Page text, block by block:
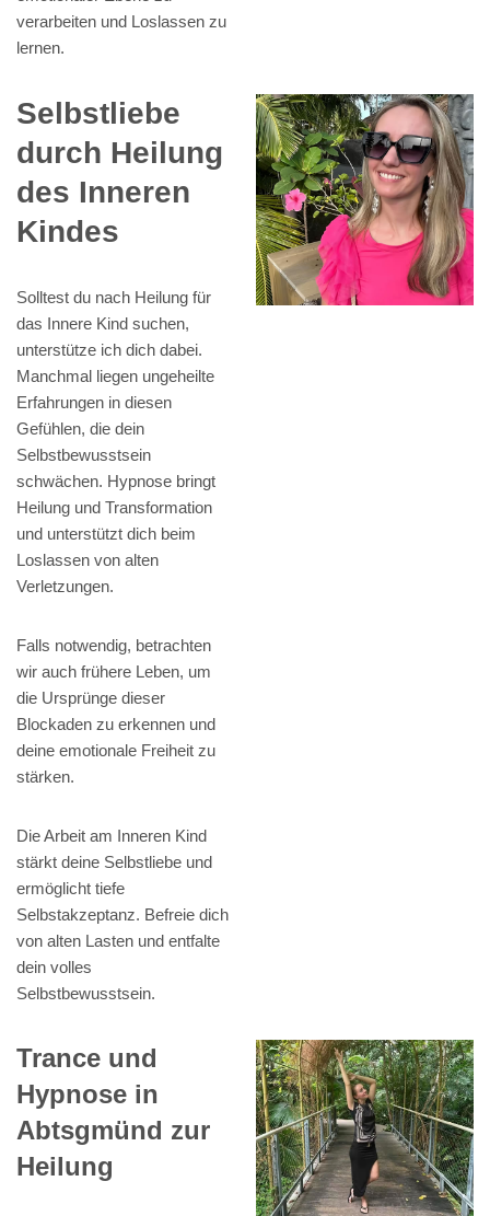
verarbeiten und Loslassen zu
lernen.
Selbstliebe
durch Heilung
des Inneren
Kindes
Solltest du nach Heilung für
das Innere Kind suchen,
unterstütze ich dich dabei.
Manchmal liegen ungeheilte
Erfahrungen in diesen
Gefühlen, die dein
Selbstbewusstsein
schwächen. Hypnose bringt
Heilung und Transformation
und unterstützt dich beim
Loslassen von alten
Verletzungen.
Falls notwendig, betrachten
wir auch frühere Leben, um
die Ursprünge dieser
Blockaden zu erkennen und
deine emotionale Freiheit zu
stärken.
Die Arbeit am Inneren Kind
stärkt deine Selbstliebe und
ermöglicht tiefe
Selbstakzeptanz. Befreie dich
von alten Lasten und entfalte
dein volles
Selbstbewusstsein.
Trance und
Hypnose in
Abtsgmünd zur
Heilung